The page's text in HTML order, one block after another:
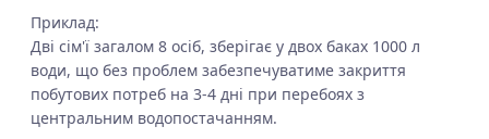
Приклад:
Дві сім'ї загалом 8 осіб, зберігає у двох баках 1000 л
води, що без проблем забезпечуватиме закриття
побутових потреб на 3-4 дні при перебоях з
центральним водопостачанням.